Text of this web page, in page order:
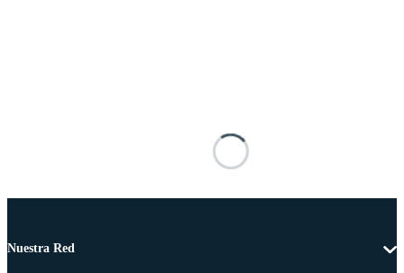
Nuestra Red